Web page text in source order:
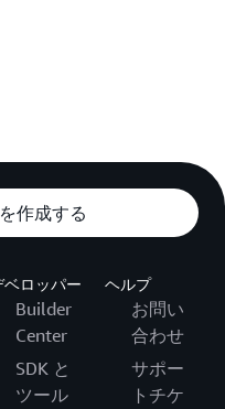
作成する
ベロッパー
Builder
Center
SDK と
ツール
ヘルプ
お問い
合わせ
サポー
トチケ